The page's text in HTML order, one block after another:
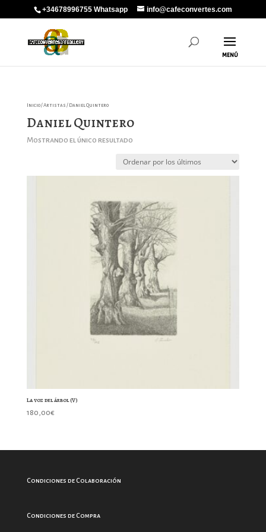
+34678996755 Whatsapp info@cafeconvertes.com
Inicio/Artistas / Daniel Quintero
Daniel Quintero
Mostrando el único resultado
La voz del árbol (V)
180,00€
Condiciones de Colaboración
Condiciones de Compra